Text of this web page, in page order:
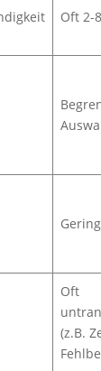
Oft 2-
Oft
(z.B.